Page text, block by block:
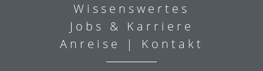
Wissenswertes
Jobs & Karriere
Anreise | Kontakt